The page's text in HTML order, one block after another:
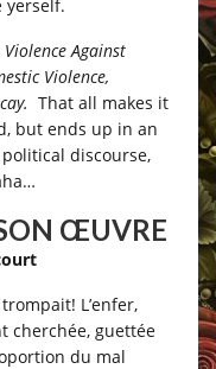
yerself.
Violence Against
Violence,
That all makes it
but ends up in an
discourse,
ŒUVRE
L’enfer,
cherchée, guettée
du mal